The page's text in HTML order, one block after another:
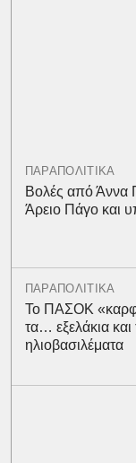
ΠΑΡΑΠΟΛΙΤΙΚΑ
Βολές από Άννα
Άρειο Πάγο και
ΠΑΡΑΠΟΛΙΤΙΚΑ
Το ΠΑΣΟΚ
τα… εξελάκια
ηλιοβασιλέματα